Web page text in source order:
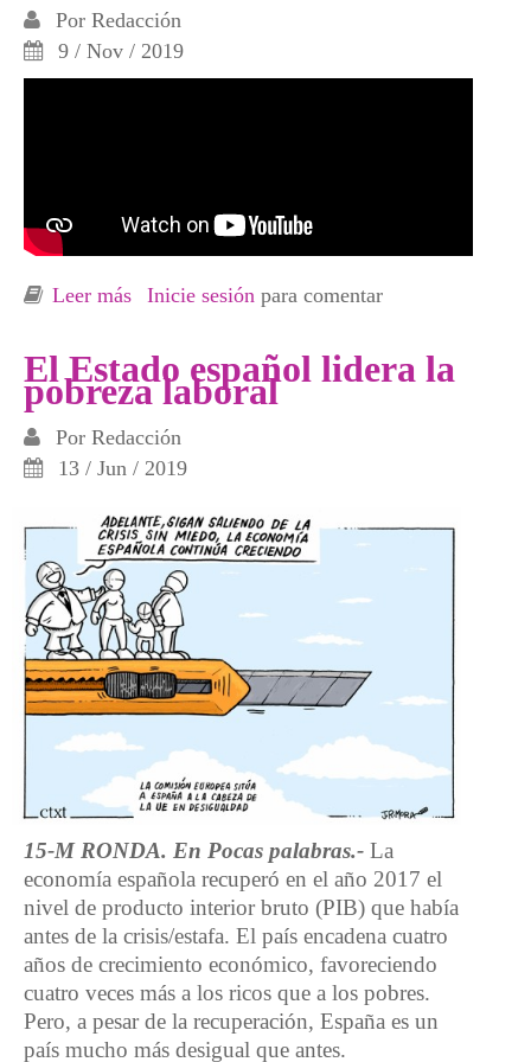
Por Redacción
9 / Nov / 2019
Leer más sobre Cierre y conclusiones de Jornadas sobre
organizadas por CGT
Inicie sesión para comentar
El Estado español lidera la
pobreza laboral
Por Redacción
13 / Jun / 2019
15-M RONDA. En Pocas palabras.- La
economía española recuperó en el año 2017 el
nivel de producto interior bruto (PIB) que había
antes de la crisis/estafa. El país encadena cuatro
años de crecimiento económico, favoreciendo
cuatro veces más a los ricos que a los pobres.
Pero, a pesar de la recuperación, España es un
país mucho más desigual que antes.